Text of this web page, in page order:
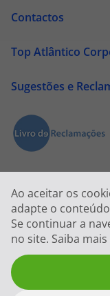
Ao aceitar os
adapte o
Se continuar a
no site. Saiba
Contactos
Top Atlântico
Sugestões e
2026 © Todos os